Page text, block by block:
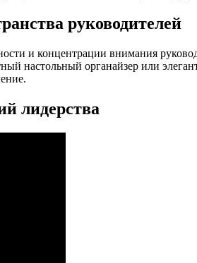
руководителей
и концентрации внимания
настольный органайзер или
лидерства